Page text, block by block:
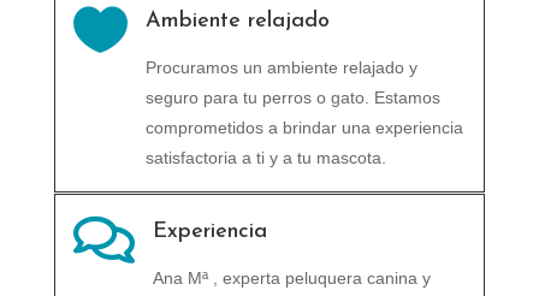
 Ambiente relajado
Procuramos un ambiente relajado y
seguro para tu perros o gato. Estamos
comprometidos a brindar una experiencia
satisfactoria a ti y a tu mascota.
 Experiencia
Ana Mª , experta peluquera canina y